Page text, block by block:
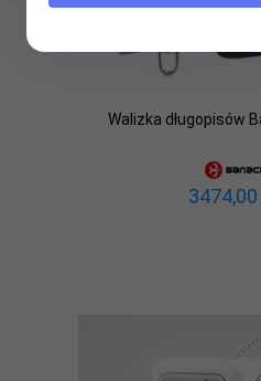
Walizka długopisów
3474,00